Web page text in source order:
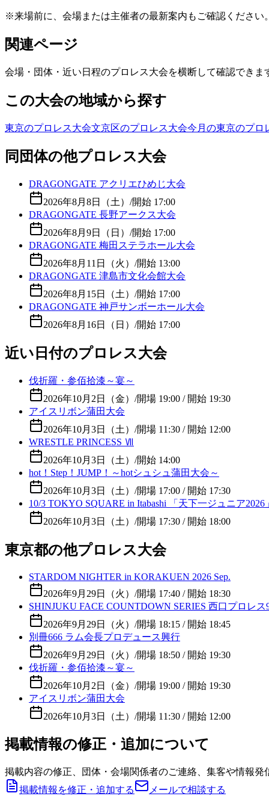
※来場前に、会場または主催者の最新案内もご確認ください。
関連ページ
会場・団体・近い日程のプロレス大会を横断して確認できま
この大会の地域から探す
東京のプロレス大会文京区のプロレス大会今月の東京のプロ
同団体の他プロレス大会
DRAGONGATE アクリエひめじ大会
2026年8月8日（土） /開始 17:00
DRAGONGATE 長野アークス大会
2026年8月9日（日） /開始 17:00
DRAGONGATE 梅田ステラホール大会
2026年8月11日（火） /開始 13:00
DRAGONGATE 津島市文化会館大会
2026年8月15日（土） /開始 17:00
DRAGONGATE 神戸サンボーホール大会
2026年8月16日（日） /開始 17:00
近い日付のプロレス大会
伐折羅・参佰拾漆～宴～
2026年10月2日（金） /開場 19:00 / 開始 19:30
アイスリボン蒲田大会
2026年10月3日（土） /開場 11:30 / 開始 12:00
WRESTLE PRINCESS Ⅶ
2026年10月3日（土） /開始 14:00
hot！Step！JUMP！～hotシュシュ蒲田大会～
2026年10月3日（土） /開場 17:00 / 開始 17:30
10/3 TOKYO SQUARE in Itabashi 「天下一ジュニア2026」
2026年10月3日（土） /開場 17:30 / 開始 18:00
東京都の他プロレス大会
STARDOM NIGHTER in KORAKUEN 2026 Sep.
2026年9月29日（火） /開場 17:40 / 開始 18:30
SHINJUKU FACE COUNTDOWN SERIES 西口プロレス
2026年9月29日（火） /開場 18:15 / 開始 18:45
別冊666 ラム会長プロデュース興行
2026年9月29日（火） /開場 18:50 / 開始 19:30
伐折羅・参佰拾漆～宴～
2026年10月2日（金） /開場 19:00 / 開始 19:30
アイスリボン蒲田大会
2026年10月3日（土） /開場 11:30 / 開始 12:00
掲載情報の修正・追加について
掲載内容の修正、団体・会場関係者のご連絡、集客や情報
掲載情報を修正・追加する
メールで相談する